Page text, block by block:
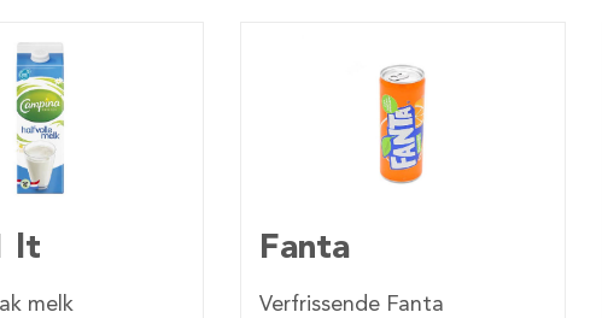
Fanta
Sprite
Verfrissende Sprite